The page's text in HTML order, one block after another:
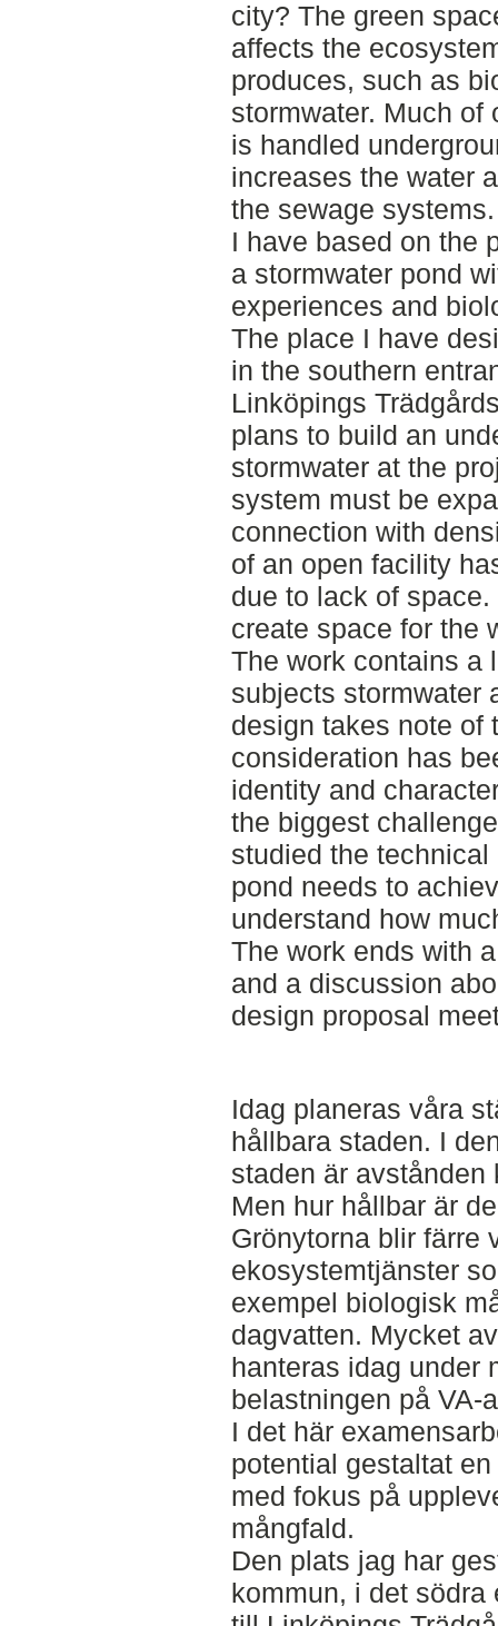
city? The green
affects the
produces, such as
stormwater. Much of
is handled
increases the water
the sewage systems.
I have based on the
a stormwater pond
experiences and
The place I have
in the southern
Linköpings
plans to build an
stormwater at the
system must be
connection with
of an open facility
due to lack of
create space for the
The work contains a
subjects stormwater
design takes note of
consideration has
identity and
the biggest
studied the
pond needs to
understand how
The work ends with
and a discussion
design proposal
Idag planeras våra
hållbara staden. I
staden är avstånden
Men hur hållbar är
Grönytorna blir färre
ekosystemtjänster
exempel biologisk
dagvatten. Mycket
hanteras idag under
belastningen på VA-
I det här
potential gestaltat
med fokus på
mångfald.
Den plats jag har
kommun, i det södra